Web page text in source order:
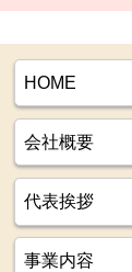
HOME
会社概要
代表挨拶
事業内容